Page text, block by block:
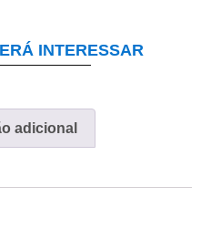
INTERESSAR
adicional